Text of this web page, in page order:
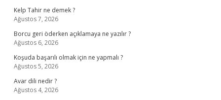
Kelp Tahir ne demek ?
Ağustos 7, 2026
Borcu geri öderken açıklamaya ne yazılır ?
Ağustos 6, 2026
Koşuda başarılı olmak için ne yapmalı ?
Ağustos 5, 2026
Avar dili nedir ?
Ağustos 4, 2026